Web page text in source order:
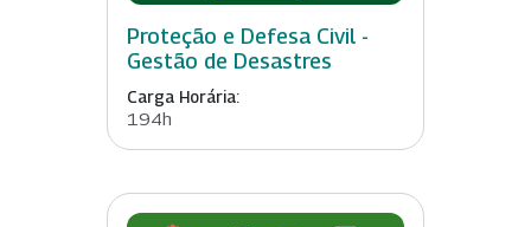
Proteção e Defesa Civil -
Gestão de Desastres
Carga Horária:
194h